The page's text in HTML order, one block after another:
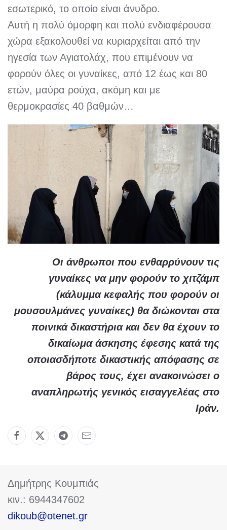
εσωτερικό, το οποίο είναι άνυδρο.
Αυτή η πολύ όμορφη και πολύ ενδιαφέρουσα
χώρα εξακολουθεί να κυριαρχείται από την
ηγεσία των Αγιατολάχ, που επιμένουν να
φορούν όλες οι γυναίκες, από 12 έως και 80
ετών, μαύρα ρούχα, ακόμη και με
θερμοκρασίες 40 βαθμών…
Οι άνθρωποι που ενθαρρύνουν τις
γυναίκες να μην φορούν το χιτζάμπ
(κάλυμμα κεφαλής που φορούν οι
μουσουλμάνες γυναίκες) θα διώκονται στα
ποινικά δικαστήρια και δεν θα έχουν το
δικαίωμα άσκησης έφεσης κατά της
οποιασδήποτε δικαστικής απόφασης σε
βάρος τους, έχει ανακοινώσει ο
αναπληρωτής γενικός εισαγγελέας στο
Ιράν.
Δημήτρης Κουμπιάς
κιν.: 6944347602
dikoub@otenet.gr